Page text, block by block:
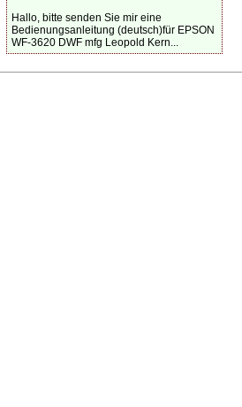
Hallo, bitte senden Sie mir eine
Bedienungsanleitung (deutsch)für EPSON
WF-3620 DWF mfg Leopold Kern...